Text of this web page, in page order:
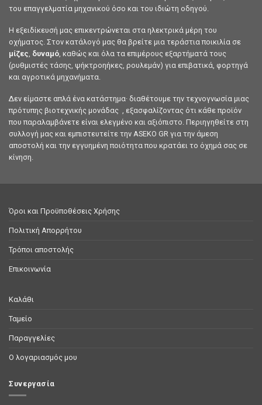
του επαγγελματία μηχανικού όσο και του ιδιώτη οδηγού.
Η εξειδίκευσή μας επικεντρώνεται στα ηλεκτρικά μέρη του
οχήματος. Στον κατάλογό μας θα βρείτε μια τεράστια ποικιλία σε
μίζες δυναμό , καθώς και όλα τα επιμέρους εξαρτήματά τους
(ρυθμιστές τάσης, ψήκτροηήκες, ρουλεμάν) για επιβατικά, φορτηγά
και αγροτικά μηχανήματα.
Δεν είμαστε απλά ένα κατάστημα· διαθέτουμε την τεχνογνωσία μιας
πρότυπης βιοτεχνικής μονάδας , εξασφαλίζοντας ότι κάθε προϊόν
που παραλαμβάνετε είναι ελεγμένο και αξιόπιστο. Περιηγηθείτε στη
συλλογή μας και εμπιστευτείτε την ASEKO GR για την άμεση
αποστολή και την εγγυημένη ποιότητα που κρατάει το όχημά σας σε
κίνηση.
Όροι και Προϋποθέσεις Χρήσης
Πολιτική Απορρήτου
Τρόποι αποστολής
Επικοινωνία
Καλάθι
Ταμείο
Παραγγελίες
Ο λογαριασμός μου
Συνεργασία